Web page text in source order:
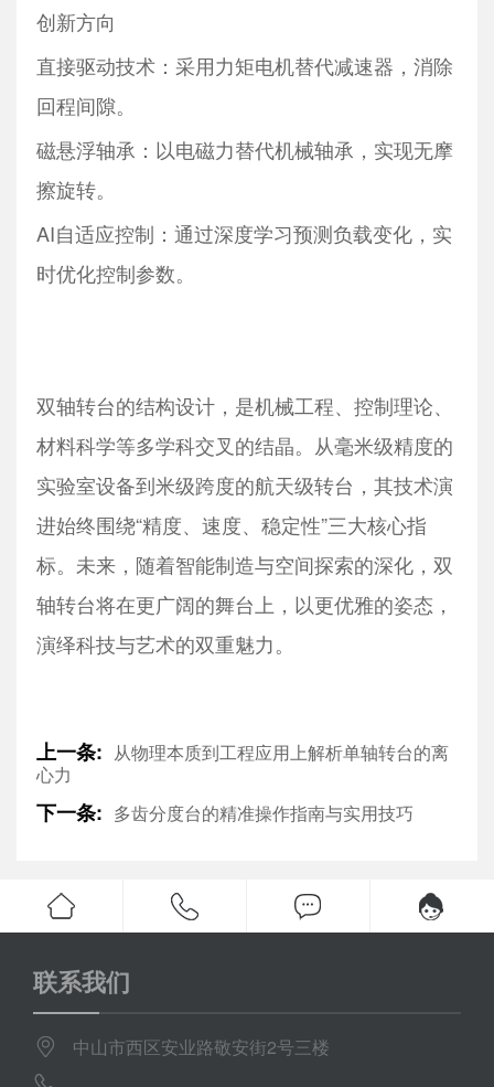
创新方向
直接驱动技术：采用力矩电机替代减速器，消除
回程间隙。
磁悬浮轴承：以电磁力替代机械轴承，实现无摩
擦旋转。
AI自适应控制：通过深度学习预测负载变化，实
时优化控制参数。
双轴转台的结构设计，是机械工程、控制理论、
材料科学等多学科交叉的结晶。从毫米级精度的
实验室设备到米级跨度的航天级转台，其技术演
进始终围绕“精度、速度、稳定性”三大核心指
标。未来，随着智能制造与空间探索的深化，双
轴转台将在更广阔的舞台上，以更优雅的姿态，
演绎科技与艺术的双重魅力。
上一条: 从物理本质到工程应用上解析单轴转台的离
心力
下一条: 多齿分度台的精准操作指南与实用技巧
联系我们
中山市西区安业路敬安街2号三楼